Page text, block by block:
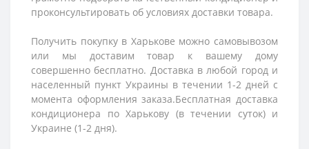
проконсультировать об условиях доставки товара.
Получить покупку в Харькове можно самовывозом
или мы доставим товар к вашему дому
совершенно бесплатно. Доставка в любой город и
населенный пункт Украины в течении 1-2 дней с
момента оформления заказа.Бесплатная доставка
кондиционера по Харькову (в течении суток) и
Украине (1-2 дня).